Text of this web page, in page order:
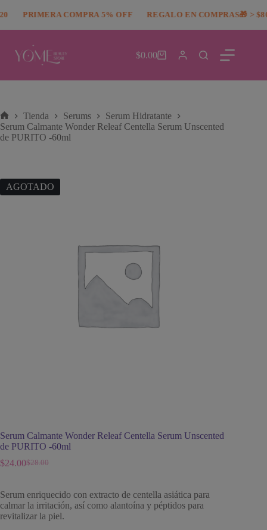
al
PRIMERA COMPRA 5% OFF REGALO EN COMPRAS🎁 > $80
Carro
compra
$0.00
Inicio
Tienda Serums
Serum Hidratante
Serum Calmante Wonder Releaf Centella Serum Unscented
de PURITO -60ml
AGOTADO
Serum Calmante Wonder Releaf Centella Serum Unscented
de PURITO -60ml
$28.00
El
era:
$28.00.
$24.00El
es:
$24.00.
Serum enriquecido con extracto de centella asiática para
calmar la irritación, así como alantoína y péptidos para
revitalizar la piel.